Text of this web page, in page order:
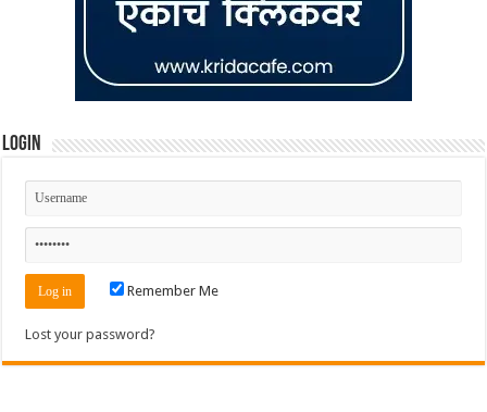
Login
Remember Me
Lost your password?